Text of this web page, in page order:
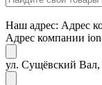
Наш адрес: Адрес
Адрес компании
ул. Сущёвский Вал,